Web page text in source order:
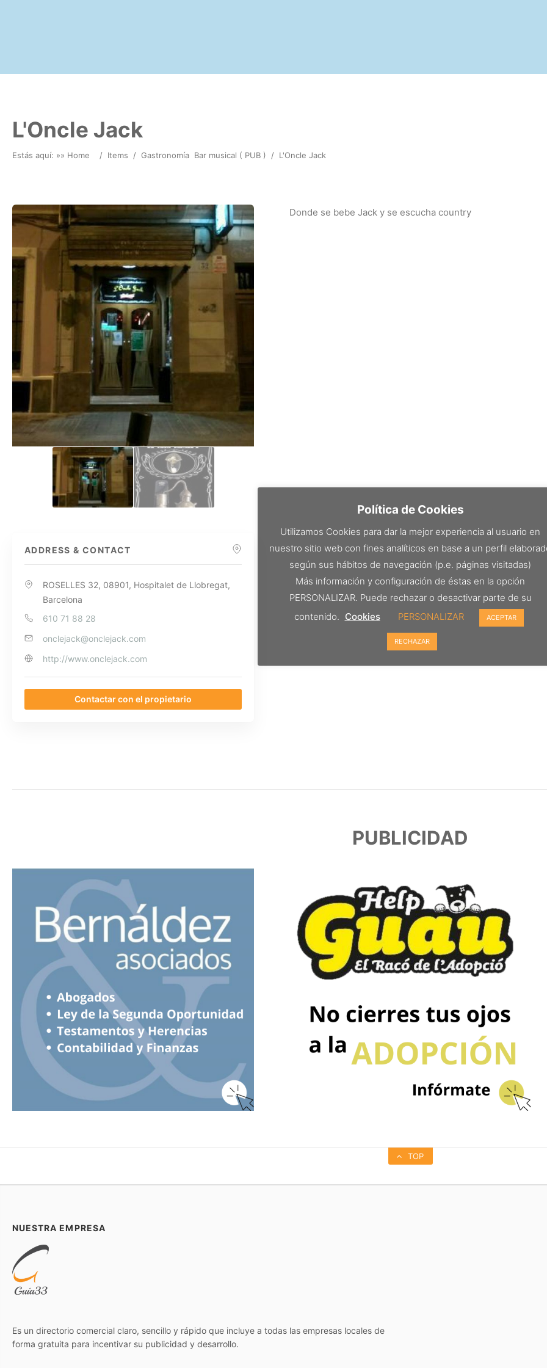
L'Oncle Jack
Estás aquí: »» Home / Items / Gastronomía Bar musical ( PUB ) / L'Oncle Jack
ADDRESS & CONTACT
ROSELLES 32, 08901, Hospitalet de Llobregat,
Barcelona
610 71 88 28
onclejack@onclejack.com
http://www.onclejack.com
Contactar con el propietario
Donde se bebe Jack y se escucha country
PUBLICIDAD
TOP
NUESTRA EMPRESA
Es un directorio comercial claro, sencillo y rápido que incluye a todas las empresas locales de
forma gratuita para incentivar su publicidad y desarrollo.
Política de Cookies
Utilizamos Cookies para dar la mejor experiencia al usuario en
nuestro sitio web con fines analíticos en base a un perfil
según sus hábitos de navegación (p.e. páginas visitadas)
Más información y configuración de éstas en la opción
PERSONALIZAR. Puede rechazar o desactivar parte de su
contenido. Cookies PERSONALIZAR ACEPTAR
RECHAZAR